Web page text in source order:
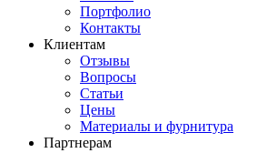
Портфолио
Контакты
Клиентам
Отзывы
Вопросы
Статьи
Цены
Материалы и фурнитура
Партнерам